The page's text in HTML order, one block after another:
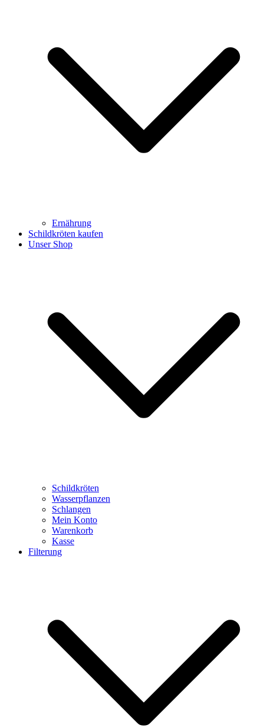
Ernährung
Schildkröten kaufen
Unser Shop
Schildkröten
Wasserpflanzen
Schlangen
Mein Konto
Warenkorb
Kasse
Filterung